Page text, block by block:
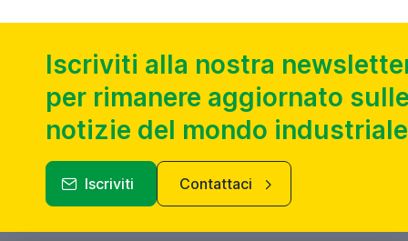
Iscriviti alla nostra
per rimanere aggiornato
notizie del mondo industriale
Iscriviti Contattaci